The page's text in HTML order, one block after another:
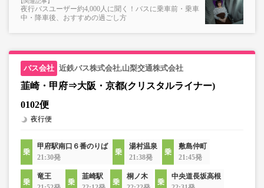
夜行バスユーザー約4,000人に聞く！バスに乗車前・乗車
中・降車後、おすすめの過ごし方
近鉄バス株式会社,山梨交通株式会社
韮崎・甲府⇒大阪・京都(クリスタルライナー)
0102便
夜行便
甲府駅南口６番のりば
21:30発
湯村温泉
21:38発
敷島仲町
21:45発
竜王
韮崎駅
桐ノ木
中央道長坂高根